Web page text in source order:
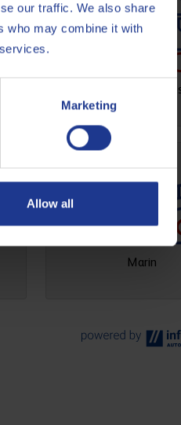
our traffic. We also share
who may combine it with
Marketing
Allow all